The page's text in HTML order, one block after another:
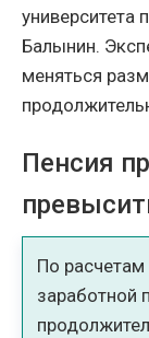
университета
Балынин.
меняться
Пенсия
По расчетам
заработной